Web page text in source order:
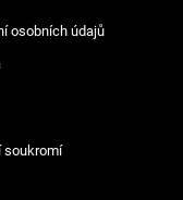
osobních údajů
soukromí